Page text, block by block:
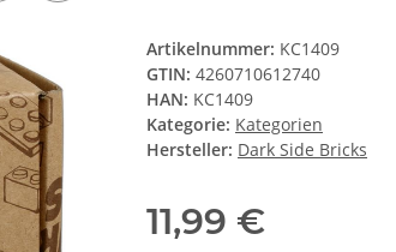
Artikelnummer: KC1409
GTIN: 4260710612740
HAN: KC1409
Kategorie: Kategorien
Hersteller: Dark Side Bricks
11,99 €